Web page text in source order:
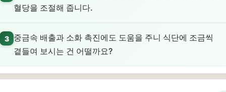
혈당을 조절해 줍니다.
3
중금속 배출과 소화 촉진에도 도움을 주니 식단에 조금씩
곁들여 보시는 건 어떨까요?